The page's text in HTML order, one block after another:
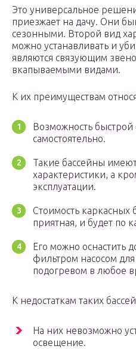
Это универсальное
приезжает на дачу. Они
сезонными. Второй вид
можно устанавливать и
являются связующим
вкапываемыми видами.
К их преимуществам
Возможность
самостоятельно.
Такие бассейны
характеристики, а
эксплуатации.
Стоимость каркасных
приятная, и будет по
Его можно оснастить
фильтром насосом для
подогревом в любое
К недостаткам таких
На них невозможно
освещение.